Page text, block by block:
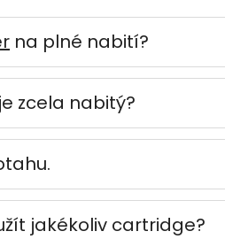
na plné nabití?
zcela nabitý?
jakékoliv cartridge?